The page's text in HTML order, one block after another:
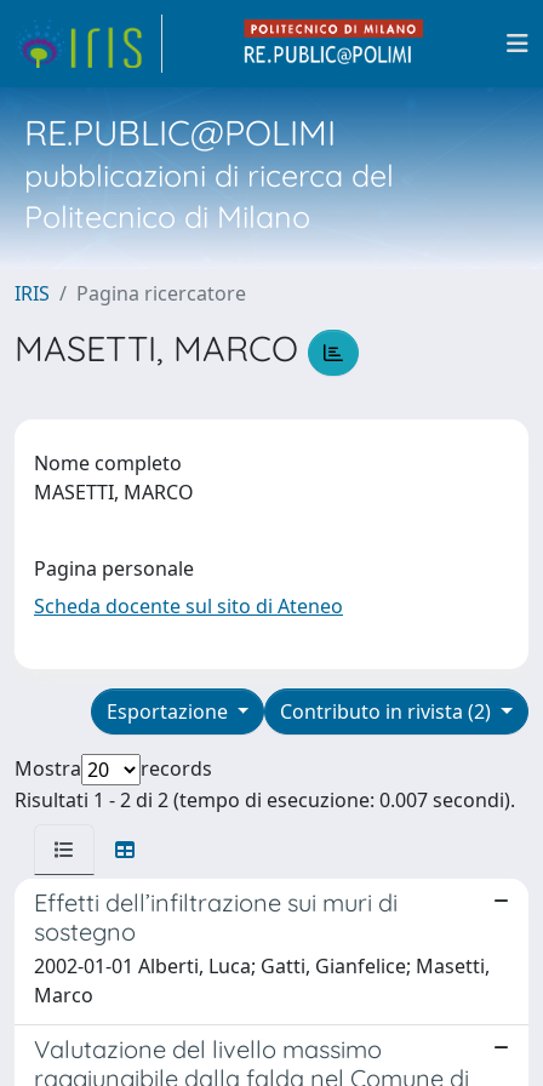
RE.PUBLIC@POLIMI
pubblicazioni di ricerca del
Politecnico di Milano
IRIS Pagina ricercatore
MASETTI, MARCO
Nome completo
MASETTI, MARCO
Pagina personale
Scheda docente sul sito di Ateneo
Contributo in rivista (2)
Esportazione
Mostra
records
Risultati 1 - 2 di 2 (tempo di esecuzione: 0.007 secondi).
Effetti dell’infiltrazione sui muri di
sostegno
2002-01-01 Alberti, Luca; Gatti, Gianfelice; Masetti,
Marco
Valutazione del livello massimo
raggiungibile dalla falda nel Comune di